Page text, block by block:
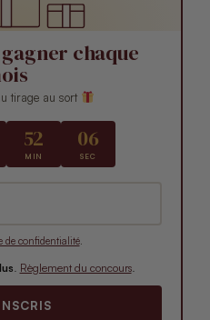
chaque
tirage au sort
52
MIN
05
SEC
de confidentialité.
Règlement du concours.